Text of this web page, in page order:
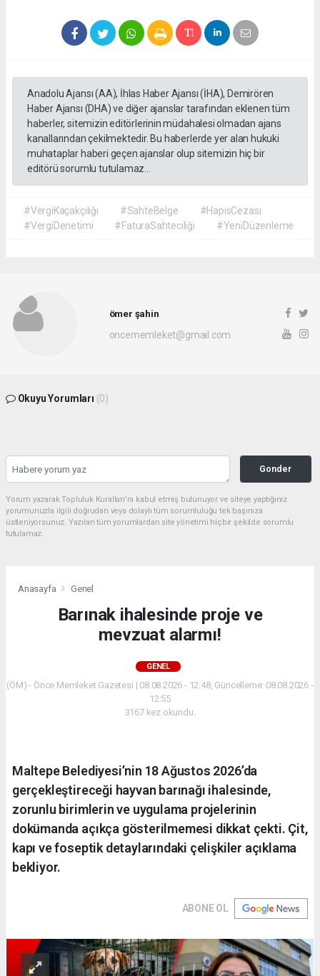
Anadolu Ajansı (AA), İhlas Haber Ajansı (İHA), Demirören
Haber Ajansı (DHA) ve diğer ajanslar tarafından eklenen tüm
haberler, sitemizin editörlerinin müdahalesi olmadan ajans
kanallarından çekilmektedir. Bu haberlerde yer alan hukuki
muhataplar haberi geçen ajanslar olup sitemizin hiç bir
editörü sorumlu tutulamaz...
#VergiKaçakçılığı #SahteBelge
#HapisCezası
#VergiDenetimi
#FaturaSahteciliği #YeniDüzenleme
ömer şahin
oncememleket@gmail.com
Okuyu Yorumları (0)
Gonder
Yorum yazarak Topluluk Kuralları’nı kabul etmiş bulunuyor ve siteye yaptığınız
yorumunuzla ilgili doğrudan veya dolaylı tüm sorumluluğu tek başınıza
üstleniyorsunuz. Yazılan tüm yorumlardan site yönetimi hiçbir şekilde sorumlu
tutulamaz.
Anasayfa Genel
Barınak ihalesinde proje ve
mevzuat alarmı!
GENEL
(ÖM) - Önce Memleket Gazetesi | 08.08.2026 - 12:48, Güncelleme: 08.08.2026 -
12:55
3167 kez okundu.
Maltepe Belediyesi’nin 18 Ağustos 2026’da
gerçekleştireceği hayvan barınağı ihalesinde,
zorunlu birimlerin ve uygulama projelerinin
dokümanda açıkça gösterilmemesi dikkat çekti. Çit,
kapı ve foseptik detaylarındaki çelişkiler açıklama
bekliyor.
ABONE OL